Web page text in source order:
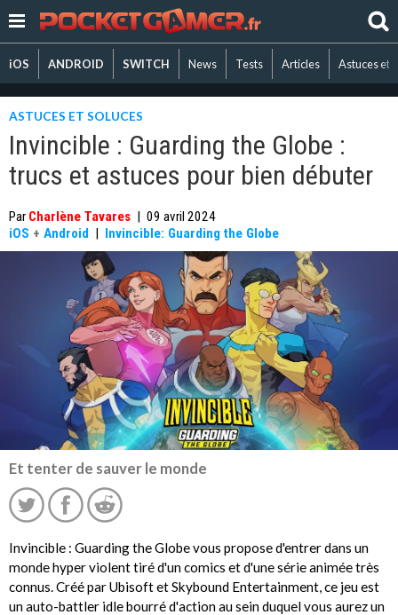
iOS ANDROID SWITCH News Tests Articles Astuces et
ASTUCES ET SOLUCES
Invincible : Guarding the Globe :
trucs et astuces pour bien débuter
Par Charlène Tavares | 09 avril 2024
iOS + Android | Invincible: Guarding the Globe
Et tenter de sauver le monde
Invincible : Guarding the Globe vous propose d'entrer dans un
monde hyper violent tiré d'un comics et d'une série animée très
connus. Créé par Ubisoft et Skybound Entertainment, ce jeu est
un auto-battler idle bourré d'action au sein duquel vous aurez un